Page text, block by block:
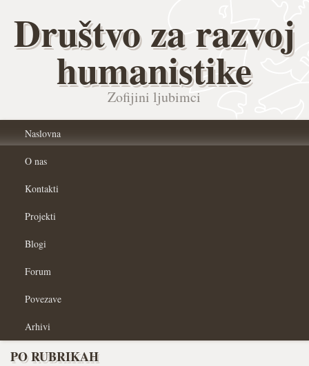
Društvo za razvoj
humanistike
Zofijini ljubimci
Naslovna
O nas
Kontakti
Projekti
Blogi
Forum
Povezave
Arhivi
PO RUBRIKAH